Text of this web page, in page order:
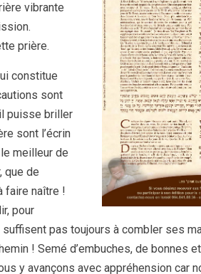
vibrante
prière.
constitue
sont
puisse briller
sont l’écrin
meilleur de
que de
faire naître !
pour
suffisent pas toujours à combler ses
! Semé d’embuches, de bonnes
y avançons avec appréhension car